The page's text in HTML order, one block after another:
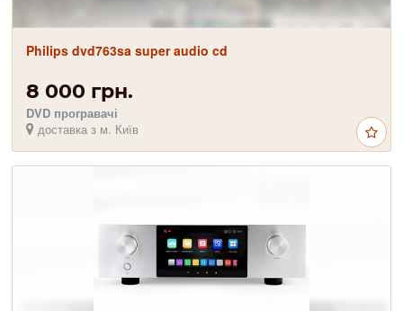
Philips dvd763sa super audio cd
8 000 грн.
DVD програвачі
доставка з м. Київ